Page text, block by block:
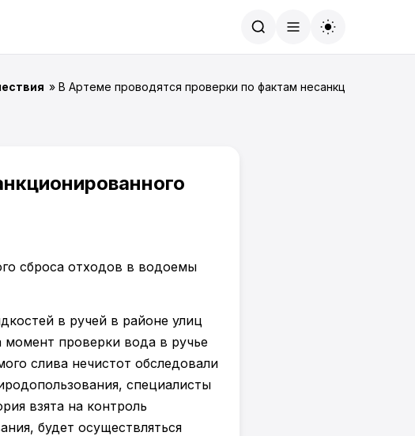
» В Артеме проводятся проверки по фактам
в ручей в районе улиц
момент проверки вода в ручье
слива нечистот обследовали
специалисты
взята на контроль
будет осуществляться